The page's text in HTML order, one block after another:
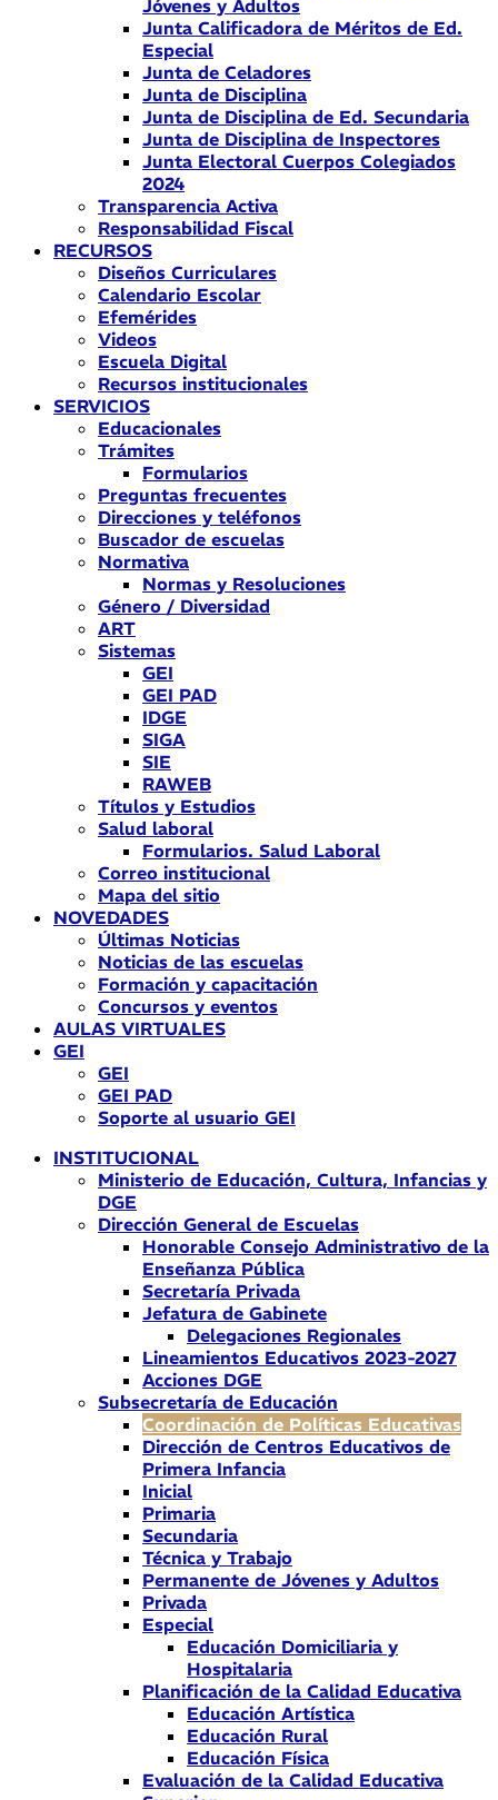
Jóvenes y Adultos
Junta Calificadora de Méritos de Ed.
Especial
Junta de Celadores
Junta de Disciplina
Junta de Disciplina de Ed. Secundaria
Junta de Disciplina de Inspectores
Junta Electoral Cuerpos Colegiados
2024
Transparencia Activa
Responsabilidad Fiscal
RECURSOS
Diseños Curriculares
Calendario Escolar
Efemérides
Videos
Escuela Digital
Recursos institucionales
SERVICIOS
Educacionales
Trámites
Formularios
Preguntas frecuentes
Direcciones y teléfonos
Buscador de escuelas
Normativa
Normas y Resoluciones
Género / Diversidad
ART
Sistemas
GEI
GEI PAD
IDGE
SIGA
SIE
RAWEB
Títulos y Estudios
Salud laboral
Formularios. Salud Laboral
Correo institucional
Mapa del sitio
NOVEDADES
Últimas Noticias
Noticias de las escuelas
Formación y capacitación
Concursos y eventos
AULAS VIRTUALES
GEI
GEI
GEI PAD
Soporte al usuario GEI
INSTITUCIONAL
Ministerio de Educación, Cultura, Infancias y
DGE
Dirección General de Escuelas
Honorable Consejo Administrativo de la
Enseñanza Pública
Secretaría Privada
Jefatura de Gabinete
Delegaciones Regionales
Lineamientos Educativos 2023-2027
Acciones DGE
Subsecretaría de Educación
Coordinación de Políticas Educativas
Dirección de Centros Educativos de
Primera Infancia
Inicial
Primaria
Secundaria
Técnica y Trabajo
Permanente de Jóvenes y Adultos
Privada
Especial
Educación Domiciliaria y
Hospitalaria
Planificación de la Calidad Educativa
Educación Artística
Educación Rural
Educación Física
Evaluación de la Calidad Educativa